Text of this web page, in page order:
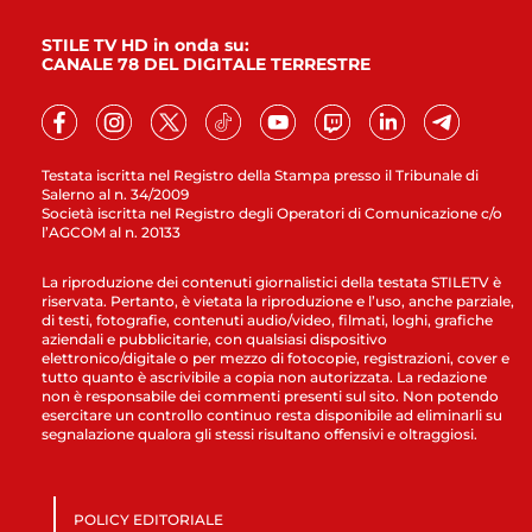
Testata iscritta nel Registro della Stampa presso il Tribunale di
Salerno al n. 34/2009
Società iscritta nel Registro degli Operatori di Comunicazione c/o
l’AGCOM al n. 20133
STILE TV HD in onda su:
CANALE 78 DEL DIGITALE TERRESTRE
La riproduzione dei contenuti giornalistici della testata STILETV è
riservata. Pertanto, è vietata la riproduzione e l’uso, anche parziale,
di testi, fotografie, contenuti audio/video, filmati, loghi, grafiche
aziendali e pubblicitarie, con qualsiasi dispositivo
elettronico/digitale o per mezzo di fotocopie, registrazioni, cover e
tutto quanto è ascrivibile a copia non autorizzata. La redazione
non è responsabile dei commenti presenti sul sito. Non potendo
esercitare un controllo continuo resta disponibile ad eliminarli su
segnalazione qualora gli stessi risultano offensivi e oltraggiosi.
POLICY EDITORIALE